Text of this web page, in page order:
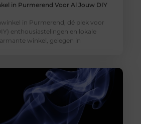
in Purmerend Voor Al Jouw DIY
in Purmerend, dé plek voor
enthousiastelingen en lokale
winkel, gelegen in